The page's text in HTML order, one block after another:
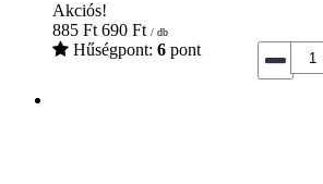
Akciós!
885 Ft 690 Ft / db
Hűségpont: 6 pont